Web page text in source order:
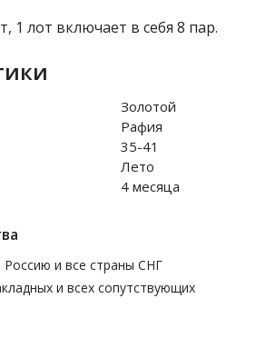
1 лот включает в себя 8 пар.
Золотой
Рафия
35-41
Лето
4 месяца
Россию и все страны СНГ
и всех сопутствующих